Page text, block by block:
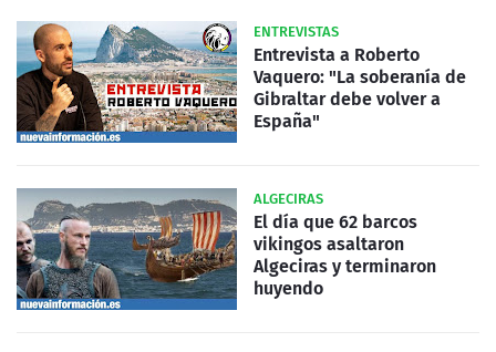
ENTREVISTAS
Entrevista a Roberto
Vaquero: "La soberanía de
Gibraltar debe volver a
España"
ALGECIRAS
El día que 62 barcos
vikingos asaltaron
Algeciras y terminaron
huyendo